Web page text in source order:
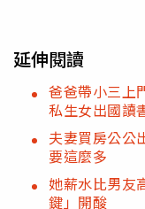
延伸閱讀
爸爸帶小三上
私生女出國讀
夫妻買房公
要這麼多
她薪水比男
鍵」開酸